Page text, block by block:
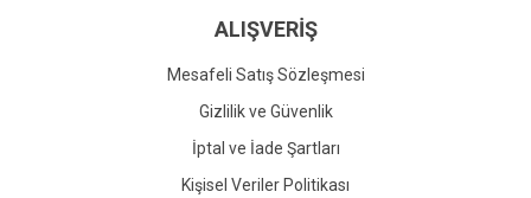
ALIŞVERİŞ
Mesafeli Satış Sözleşmesi
Gizlilik ve Güvenlik
İptal ve İade Şartları
Kişisel Veriler Politikası